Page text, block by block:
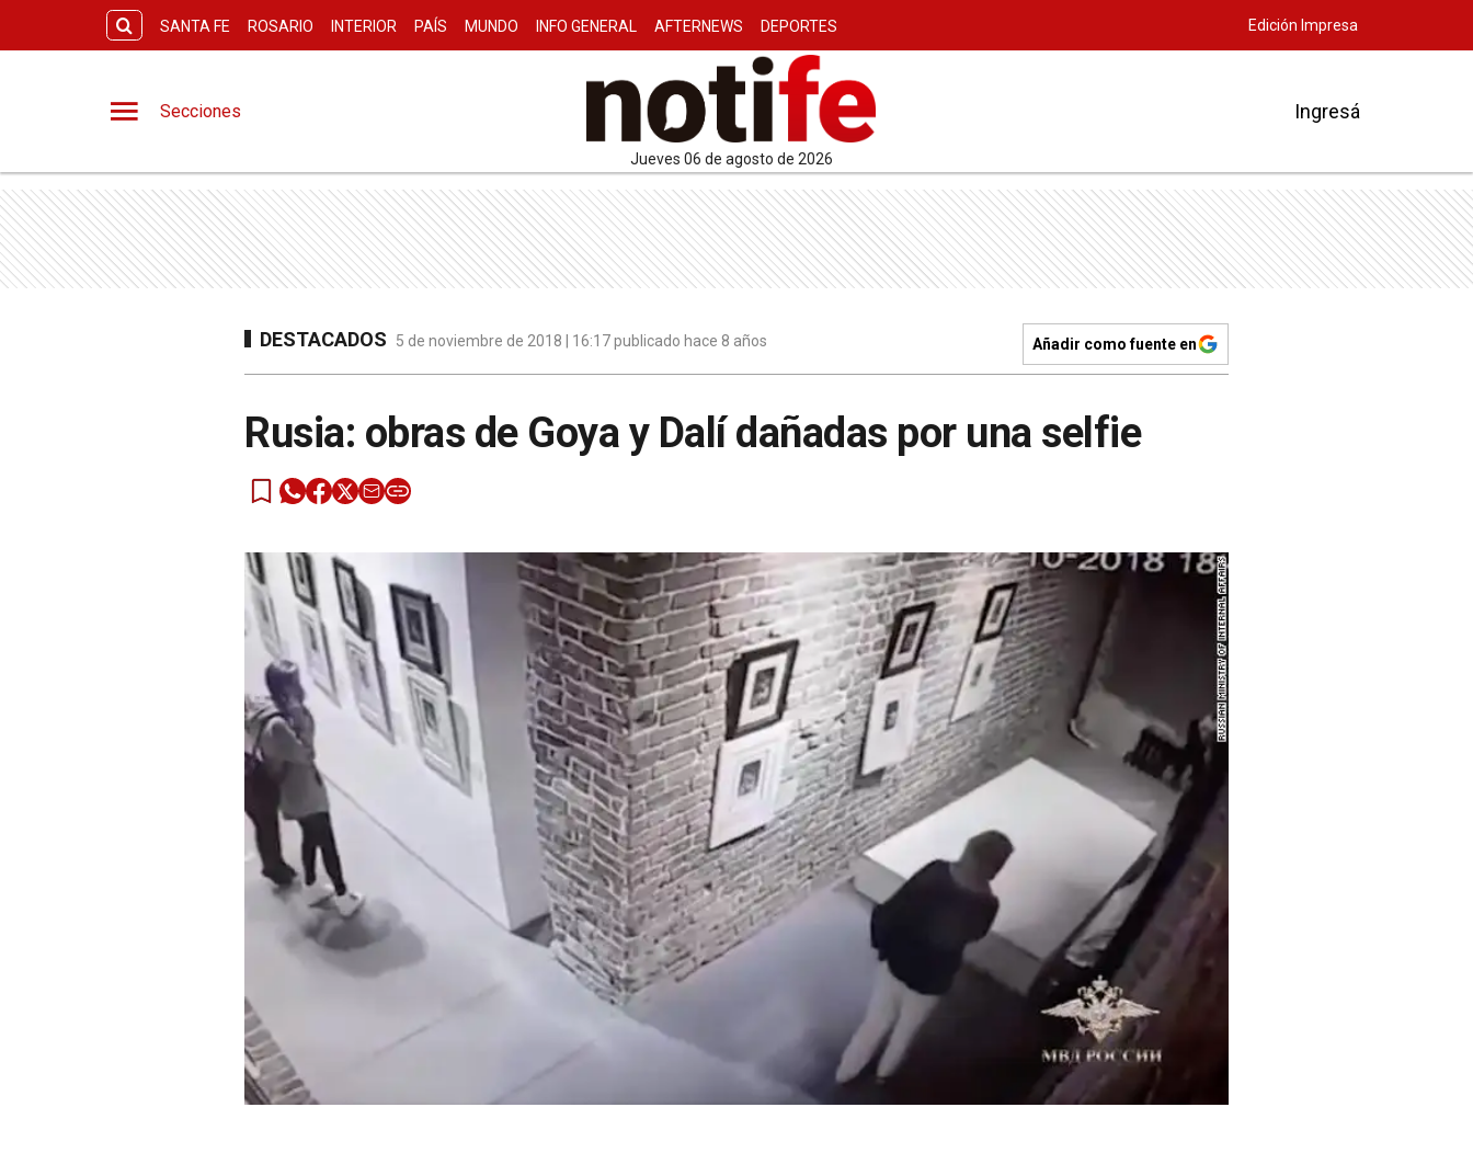
SANTA FE ROSARIO INTERIOR PAÍS MUNDO INFO GENERAL AFTERNEWS DEPORTES Edición Impresa
Secciones
jueves 06 de agosto de 2026
Ingresá
DESTACADOS 5 de noviembre de 2018 | 16:17 publicado hace 8 años Añadir como fuente en
Rusia: obras de Goya y Dalí dañadas por una selfie